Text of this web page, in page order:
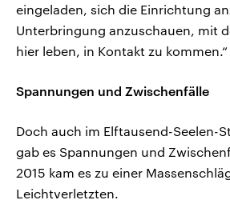
eingeladen, sich die Einrichtung
Unterbringung anzuschauen, mit
hier leben, in Kontakt zu kommen.“
Spannungen und Zwischenfälle
Doch auch im Elftausend-Seelen-
gab es Spannungen und
2015 kam es zu einer
Leichtverletzten.